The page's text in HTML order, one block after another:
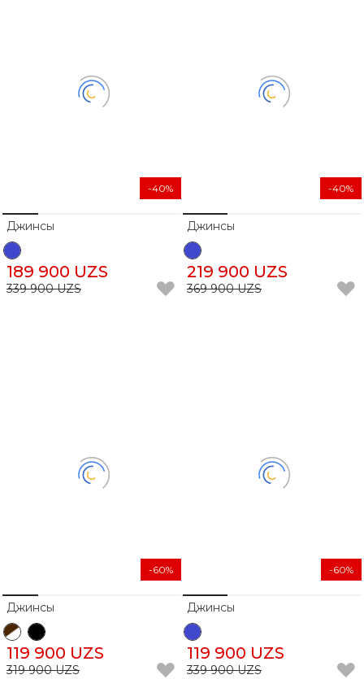
Джинсы
189 900 UZS
339 900 UZS
-40%
Джинсы
219 900 UZS
369 900 UZS
-40%
Джинсы
119 900 UZS
319 900 UZS
-60%
Джинсы
119 900 UZS
339 900 UZS
-60%